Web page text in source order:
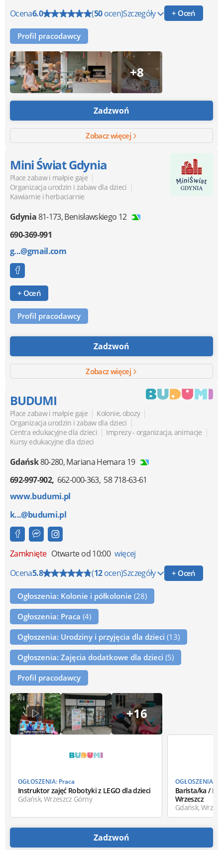
Ocena6.0 (50ocen)Szczegóły + Oceń
Profil pracodawcy
+8
Zadzwoń
Zobacz więcej
Mini Świat Gdynia
Place zabaw i małpie gaje |
Organizacja urodzin i zabaw dla dzieci |
Kawiarnie i herbaciarnie
Gdynia81-173,Benisławskiego 12
690-369-991
g...@gmail.com
+ Oceń
Profil pracodawcy
Zadzwoń
Zobacz więcej
BUDUMI
Place zabaw i małpie gaje | Kolonie, obozy |
Organizacja urodzin i zabaw dla dzieci |
Centra edukacyjne dla dzieci | Imprezy - organizacja, animacje |
Kursy edukacyjne dla dzieci
Gdańsk80-280,Mariana Hemara 19
692-997-902 662-000-363 58 718-63-61
www.budumi.pl
k...@budumi.pl
Zamknięte Otwarte od 10:00 więcej
Ocena5.8 (12ocen)Szczegóły + Oceń
Ogłoszenia: Kolonie i półkolonie (28)
Ogłoszenia: Praca (4)
Ogłoszenia: Urodziny i przyjęcia dla dzieci (13)
Ogłoszenia: Zajęcia dodatkowe dla dzieci (5)
Profil pracodawcy
+16
OGŁOSZENIA: Praca
Instruktor zajęć Robotyki z LEGO dla dzieci
Gdańsk, Wrzeszcz Górny
OGŁOSZENIA:
Barista/ka /
Wrzeszcz
Gdańsk,
Zadzwoń